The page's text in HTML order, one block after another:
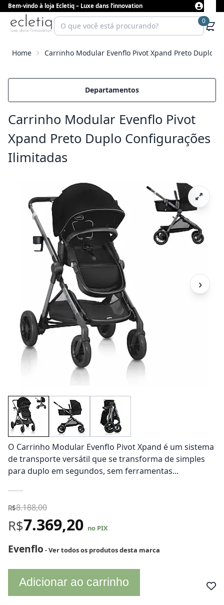
Bem-vindo à loja Ecletiq – Luxe dans l’innovation
0
Home Carrinho Modular Evenflo Pivot Xpand Preto Duplo
Departamentos
Carrinho Modular Evenflo Pivot
Xpand Preto Duplo Configurações
Ilimitadas
›
O Carrinho Modular Evenflo Pivot Xpand é um sistema
de transporte versátil que se transforma de simples
para duplo em segundos, sem ferramentas...
R$8.188,00
R$7.369,20 no PIX
Evenflo - Ver todos os produtos desta marca
Adicionar ao carrinho